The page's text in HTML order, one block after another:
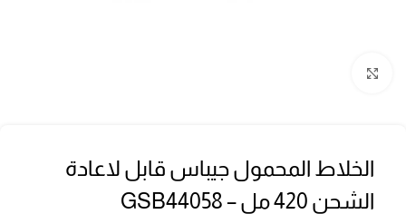
الخلاط المحمول جيباس قابل لاعادة
الشحن 420 مل – GSB44058